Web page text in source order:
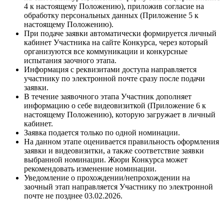
4 к настоящему Положению), приложив согласие на
обработку персональных данных (Приложение 5 к
настоящему Положению).
При подаче заявки автоматически формируется личный
кабинет Участника на сайте Конкурса, через который
организуются все коммуникации и конкурсные
испытания заочного этапа.
Информация с реквизитами доступа направляется
участнику по электронной почте сразу после подачи
заявки.
В течение заявочного этапа Участник дополняет
информацию о себе видеовизиткой (Приложение 6 к
настоящему Положению), которую загружает в личный
кабинет.
Заявка подается только по одной номинации.
На данном этапе оценивается правильность оформления
заявки и видеовизитки, а также соответствие заявки
выбранной номинации. Жюри Конкурса может
рекомендовать изменение номинации.
Уведомление о прохождении/непрохождении на
заочный этап направляется Участнику по электронной
почте не позднее 03.02.2026.